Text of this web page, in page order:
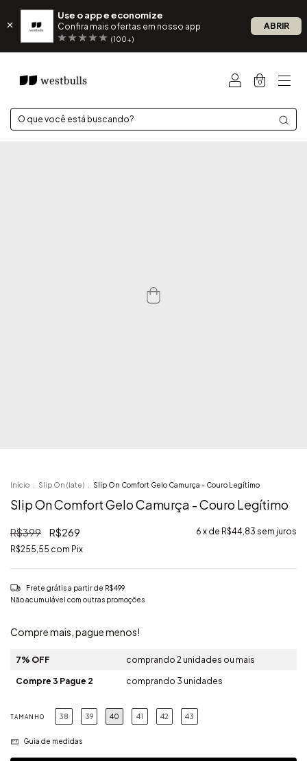
Use o app e economize
Confira mais ofertas em nosso app
(100+)
ABRIR
0
Início . Slip On (Iate) . Slip On Comfort Gelo Camurça - Couro Legítimo
Slip On Comfort Gelo Camurça - Couro Legítimo
R$399 R$269
R$255,55 com Pix
6 x de R$44,83 sem juros
Frete grátisa partir de R$499
Não acumulável com outras promoções
Compre mais, pague menos!
7% OFF comprando 2 unidades ou mais
Compre 3 Pague 2 comprando 3 unidades
TAMANHO 38 39 40 41 42 43
Guia de medidas